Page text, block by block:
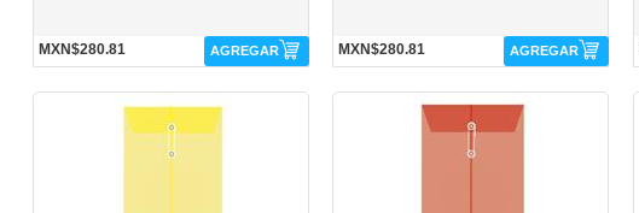
MXN$280.81 AGREGAR MXN$280.81 AGREGAR
FTC-SOB-9151-Fortec FTC-SOB-9152-Fortec